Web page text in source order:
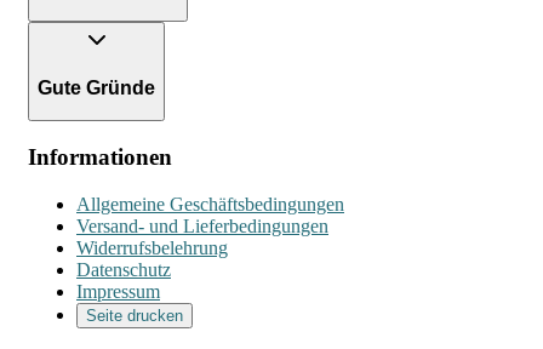
Gute Gründe
Informationen
Allgemeine Geschäftsbedingungen
Versand- und Lieferbedingungen
Widerrufsbelehrung
Datenschutz
Impressum
Seite drucken